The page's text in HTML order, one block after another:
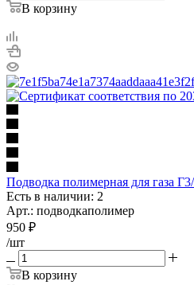
В корзину
Подводка полимерная для газа
Есть в наличии: 2
Арт.: подводкаполимер
950 ₽
/шт
В корзину